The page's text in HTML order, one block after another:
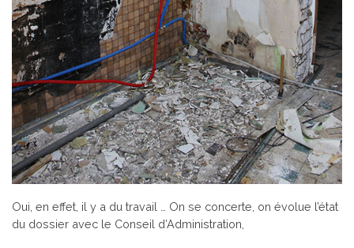
Oui, en effet, il y a du travail … On se concerte, on évolue l’état
du dossier avec le Conseil d’Administration,